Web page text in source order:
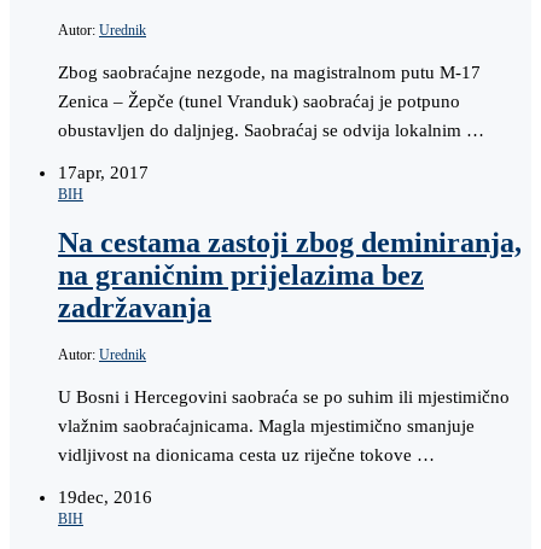
Autor: Urednik
Zbog saobraćajne nezgode, na magistralnom putu M-17
Zenica – Žepče (tunel Vranduk) saobraćaj je potpuno
obustavljen do daljnjeg. Saobraćaj se odvija lokalnim …
17apr, 2017
BIH
Na cestama zastoji zbog deminiranja,
na graničnim prijelazima bez
zadržavanja
Autor: Urednik
U Bosni i Hercegovini saobraća se po suhim ili mjestimično
vlažnim saobraćajnicama. Magla mjestimično smanjuje
vidljivost na dionicama cesta uz riječne tokove …
19dec, 2016
BIH